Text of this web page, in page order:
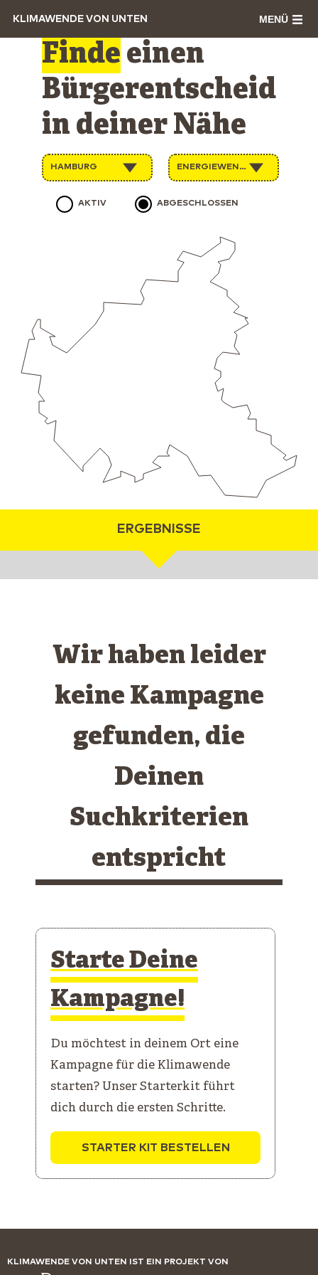
KLIMAWENDE VON UNTEN MENÜ
Finde einen
Bürgerentscheid
in deiner Nähe
HAMBURG ENERGIEWENDE
AKTIV ABGESCHLOSSEN
ERGEBNISSE
Wir haben leider
keine Kampagne
gefunden, die
Deinen
Suchkriterien
entspricht
Starte Deine
Kampagne!
Du möchtest in deinem Ort eine
Kampagne für die Klimawende
starten? Unser Starterkit führt
dich durch die ersten Schritte.
STARTER KIT BESTELLEN
KLIMAWENDE VON UNTEN IST EIN PROJEKT VON